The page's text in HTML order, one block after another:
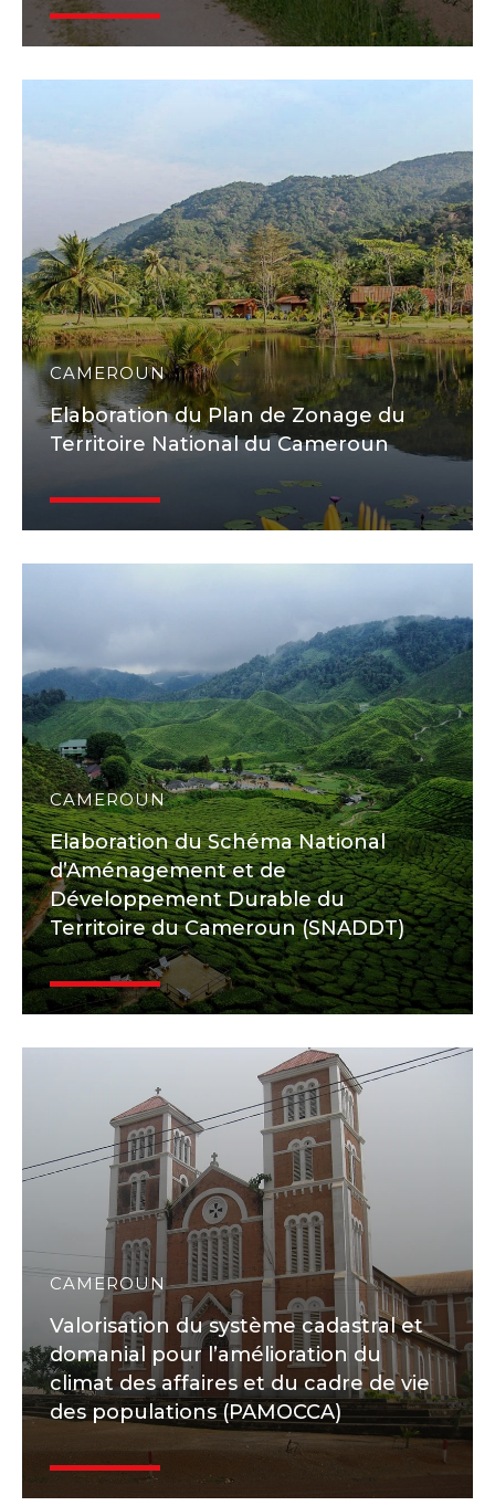
CAMEROUN
Elaboration du Plan de Zonage du
Territoire National du Cameroun
CAMEROUN
Elaboration du Schéma National
d’Aménagement et de
Développement Durable du
Territoire du Cameroun (SNADDT)
CAMEROUN
Valorisation du système cadastral et
domanial pour l’amélioration du
climat des affaires et du cadre de vie
des populations (PAMOCCA)